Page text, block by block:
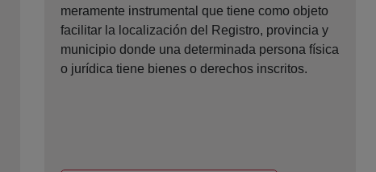
meramente instrumental que tiene como objeto
facilitar la localización del Registro, provincia y
municipio donde una determinada persona física
o jurídica tiene bienes o derechos inscritos.